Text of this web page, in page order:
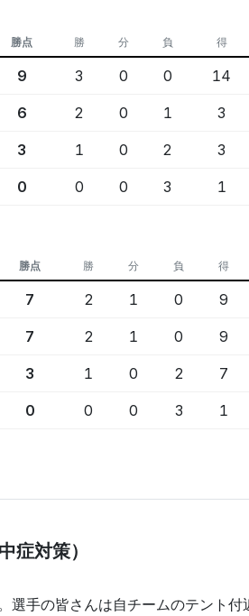
勝点 勝 分 負 得
9 3 0 0 14
6 2 0 1 3
3 1 0 2 3
0 0 0 3 1
勝点 勝 分 負 得
7 2 1 0 9
7 2 1 0 9
3 1 0 2 7
0 0 0 3 1
症対策）
選手の皆さんは自チームのテント付